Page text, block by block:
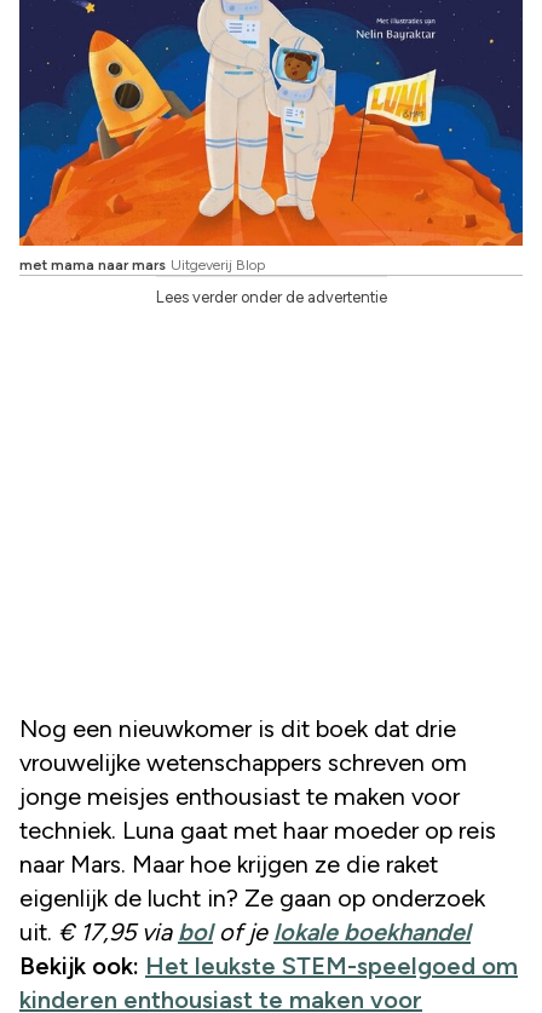
met mama naar mars Uitgeverij Blop
Lees verder onder de advertentie
Nog een nieuwkomer is dit boek dat drie
vrouwelijke wetenschappers schreven om
jonge meisjes enthousiast te maken voor
techniek. Luna gaat met haar moeder op reis
naar Mars. Maar hoe krijgen ze die raket
eigenlijk de lucht in? Ze gaan op onderzoek
uit. € 17,95 via bolof je lokale boekhandel
Bekijk ook: Het leukste STEM-speelgoed om
kinderen enthousiast te maken voor